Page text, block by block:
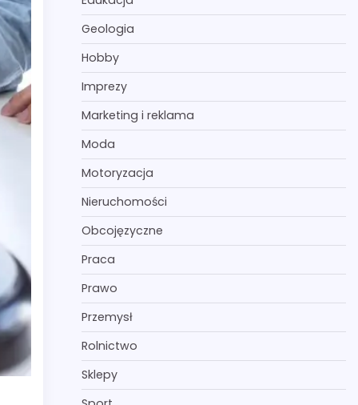
Geologia
Hobby
Imprezy
Marketing i reklama
Moda
Motoryzacja
Nieruchomości
Obcojęzyczne
Praca
Prawo
Przemysł
Rolnictwo
Sklepy